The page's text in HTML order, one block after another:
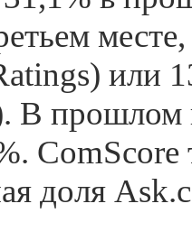
или
В прошлом
ComScore
доля